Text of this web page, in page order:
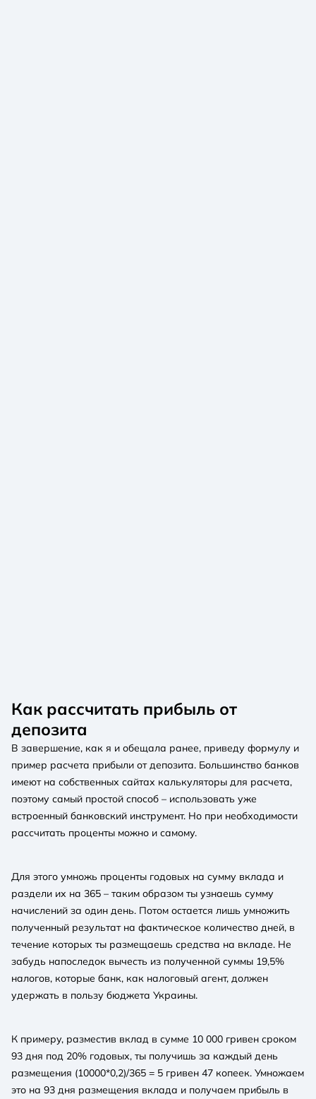
Как рассчитать прибыль от
депозита
В завершение, как я и обещала ранее, приведу формулу и
пример расчета прибыли от депозита. Большинство банков
имеют на собственных сайтах калькуляторы для расчета,
поэтому самый простой способ – использовать уже
встроенный банковский инструмент. Но при необходимости
рассчитать проценты можно и самому.
Для этого умножь проценты годовых на сумму вклада и
раздели их на 365 – таким образом ты узнаешь сумму
начислений за один день. Потом остается лишь умножить
полученный результат на фактическое количество дней, в
течение которых ты размещаешь средства на вкладе. Не
забудь напоследок вычесть из полученной суммы 19,5%
налогов, которые банк, как налоговый агент, должен
удержать в пользу бюджета Украины.
К примеру, разместив вклад в сумме 10 000 гривен сроком
93 дня под 20% годовых, ты получишь за каждый день
размещения (10000*0,2)/365 = 5 гривен 47 копеек. Умножаем
это на 93 дня размещения вклада и получаем прибыль в